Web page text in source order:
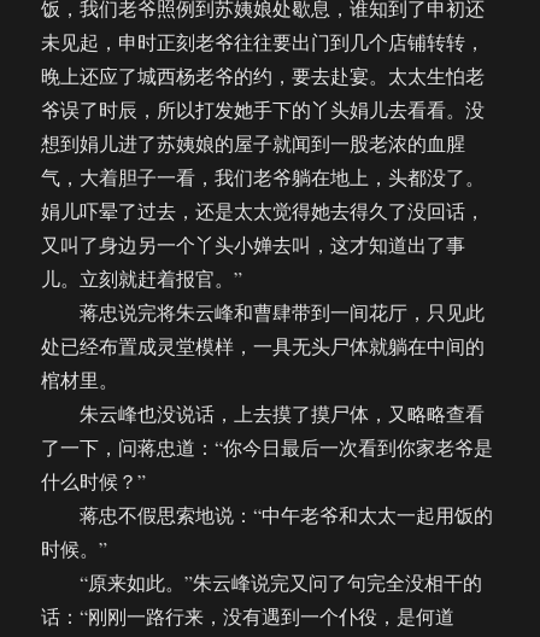
饭，我们老爷照例到苏姨娘处歇息，谁知到了申初还
未见起，申时正刻老爷往往要出门到几个店铺转转，
晚上还应了城西杨老爷的约，要去赴宴。太太生怕老
爷误了时辰，所以打发她手下的丫头娟儿去看看。没
想到娟儿进了苏姨娘的屋子就闻到一股老浓的血腥
气，大着胆子一看，我们老爷躺在地上，头都没了。
娟儿吓晕了过去，还是太太觉得她去得久了没回话，
又叫了身边另一个丫头小婵去叫，这才知道出了事
儿。立刻就赶着报官。”
蒋忠说完将朱云峰和曹肆带到一间花厅，只见此
处已经布置成灵堂模样，一具无头尸体就躺在中间的
棺材里。
朱云峰也没说话，上去摸了摸尸体，又略略查看
了一下，问蒋忠道：“你今日最后一次看到你家老爷是
什么时候？”
蒋忠不假思索地说：“中午老爷和太太一起用饭的
时候。”
“原来如此。”朱云峰说完又问了句完全没相干的
话：“刚刚一路行来，没有遇到一个仆役，是何道